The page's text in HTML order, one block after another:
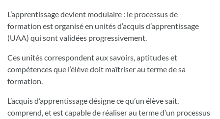
L’apprentissage devient modulaire : le processus de
formation est organisé en unités d’acquis d’apprentissage
(UAA) qui sont validées progressivement.
Ces unités correspondent aux savoirs, aptitudes et
compétences que l’élève doit maîtriser au terme de sa
formation.
L’acquis d’apprentissage désigne ce qu’un élève sait,
comprend, et est capable de réaliser au terme d’un processus